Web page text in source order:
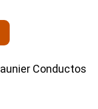
Conductos